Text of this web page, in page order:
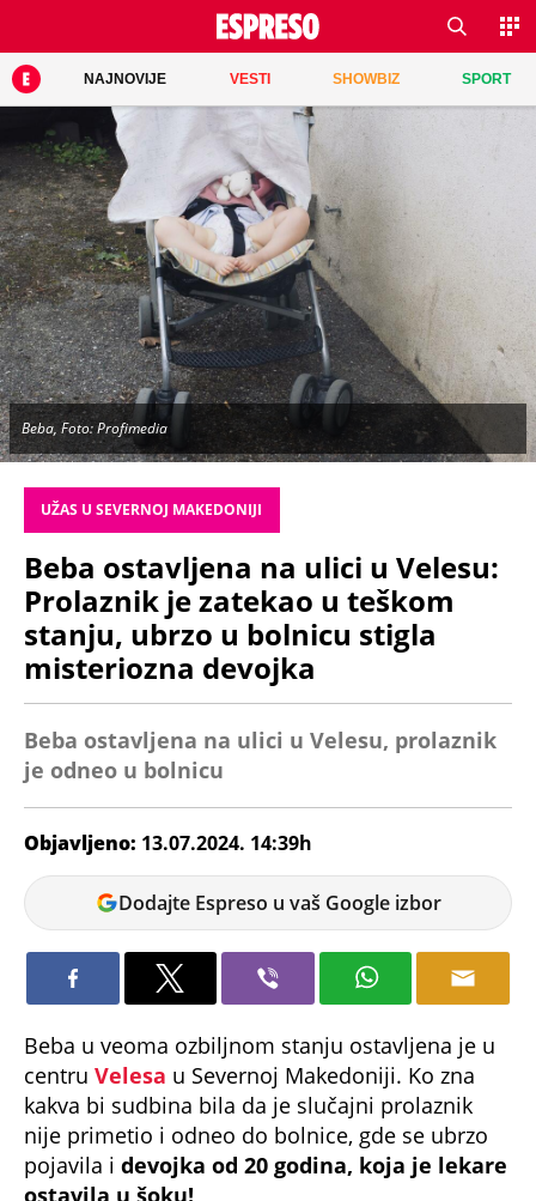
NAJNOVIJE VESTI SHOWBIZ SPORT
Beba, Foto: Profimedia
UŽAS U SEVERNOJ MAKEDONIJI
Beba ostavljena na ulici u Velesu:
Prolaznik je zatekao u teškom
stanju, ubrzo u bolnicu stigla
misteriozna devojka
Beba ostavljena na ulici u Velesu, prolaznik
je odneo u bolnicu
Objavljeno: 13.07.2024. 14:39h
Jovana
Vojinović Dodajte Espreso u vaš Google izbor
Beba u veoma ozbiljnom stanju ostavljena je u
centru Velesa u Severnoj Makedoniji. Ko zna
kakva bi sudbina bila da je slučajni prolaznik
nije primetio i odneo do bolnice, gde se ubrzo
pojavila i devojka od 20 godina, koja je lekare
ostavila u šoku!